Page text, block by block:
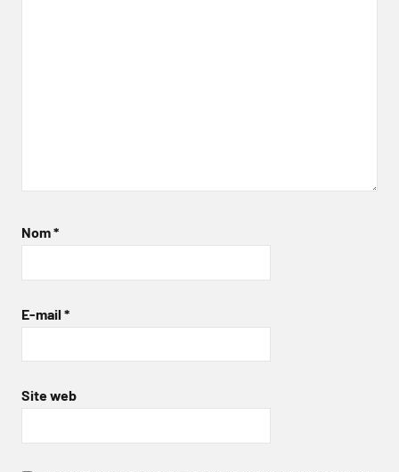
Nom*
E-mail *
Site web